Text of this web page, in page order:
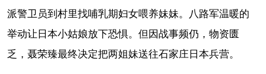
派警卫员到村里找哺乳期妇女喂养妹妹。八路军温暖的
举动让日本小姑娘放下恐惧。但因战事频仍，物资匮
乏，聂荣臻最终决定把两姐妹送往石家庄日本兵营。